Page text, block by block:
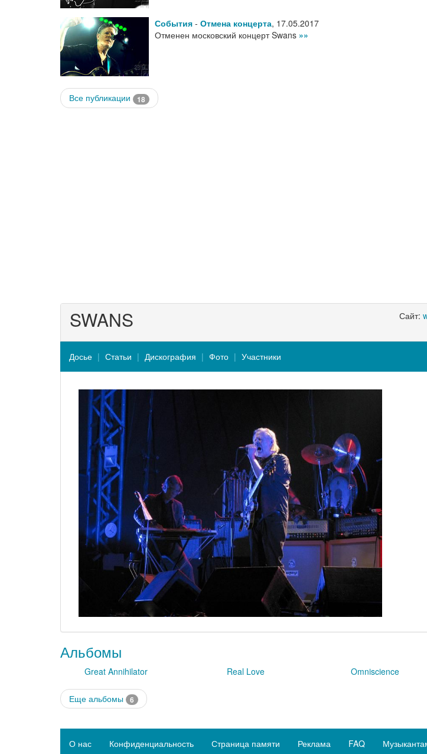
События - Отмена концерта, 17.05.2017
Отменен московский концерт Swans »»
Все публикации 18
Сайт:
SWANS
Досье Статьи Дискография Фото Участники
Альбомы
Great Annihilator Real Love Omniscience
Еще альбомы 6
О нас Конфиденциальность Страница памяти Реклама FAQ